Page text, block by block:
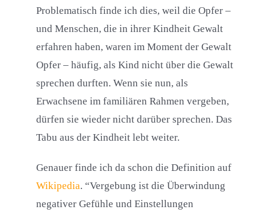
Problematisch finde ich dies, weil die Opfer –
und Menschen, die in ihrer Kindheit Gewalt
erfahren haben, waren im Moment der Gewalt
Opfer – häufig, als Kind nicht über die Gewalt
sprechen durften. Wenn sie nun, als
Erwachsene im familiären Rahmen vergeben,
dürfen sie wieder nicht darüber sprechen. Das
Tabu aus der Kindheit lebt weiter.
Genauer finde ich da schon die Definition auf
Wikipedia. “Vergebung ist die Überwindung
negativer Gefühle und Einstellungen